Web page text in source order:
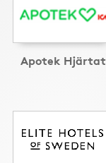
Apotek Hjärtat